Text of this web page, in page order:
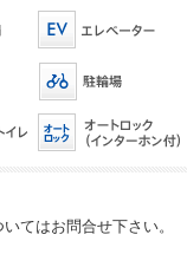
てはお問合せ下さい。